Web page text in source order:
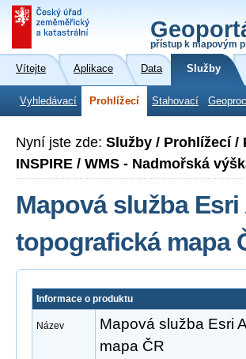
přístup k mapovým
Vítejte Aplikace Data Služby
Vyhledávací Prohlížecí Stahovací
Nyní jste zde: Služby / Prohlížecí /
INSPIRE / WMS - Nadmořská
Mapová služba
topografická mapa
Informace o produktu
Název
Mapová služba Esri
mapa ČR